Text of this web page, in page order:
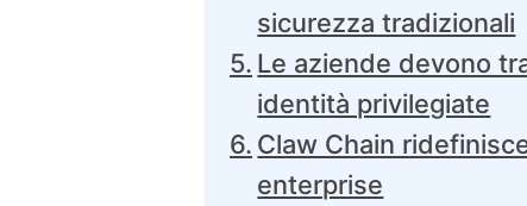
sicurezza tradizionali
Le aziende devono
identità privilegiate
Claw Chain
enterprise